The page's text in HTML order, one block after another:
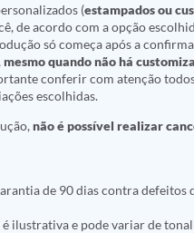
(estampados ou
de acordo com a opção
só começa após a
mesmo quando não há
conferir com atenção
escolhidas.
não é possível realizar
de 90 dias contra defeitos
ilustrativa e pode variar de